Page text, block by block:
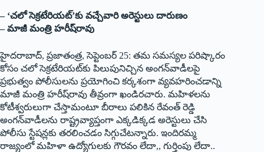
– ‘చలో సెక్రటేరియట్‌’కు వచ్చేవారి అరెస్టులు దారుణం
– మాజీ మంత్రి హరీష్‌రావు
హైదరాబాద్‌, ప్రజాతంత్ర, సెప్టెంబర్‌ 25: తమ సమస్యల పరిష్కారం
కోసం చలో సెక్రటేరియట్‌కు పిలుపునిచ్చిన అంగన్‌వాడీలపై
ప్రభుత్వం పోలీసులను ప్రయోగించి కర్కశంగా వ్యవహరించడాన్ని
మాజీ మంత్రి హరీష్‌రావు తీవ్రంగా ఖండిరచారు. మహిళలను
కోటీశ్వరులుగా చేస్తామంటూ బీరాలు పలికిన రేవంత్‌ రెడ్డి
అంగన్‌వాడీలను రాష్ట్రవ్యాప్తంగా ఎక్కడిక్కడ అరెస్టులు చేసి
పోలీసు స్టేషన్లకు తరలించడం సిగ్గుచేటన్నారు. ఇందిరమ్మ
రాజ్యంలో మహిళా ఉద్యోగులకు గౌరవం లేదా,, గుర్తింపు లేదా..